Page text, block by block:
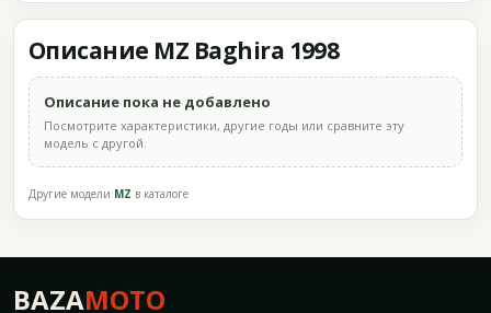
Описание MZ Baghira 1998
Описание пока не добавлено
Посмотрите характеристики, другие годы или сравните эту
модель с другой.
Другие модели MZ в каталоге
BAZAMOTO